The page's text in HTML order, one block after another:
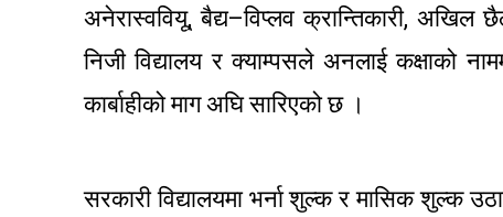
अनेरास्ववियू, बैद्य–विप्लव क्रान्तिकारी, अखिल
निजी विद्यालय र क्याम्पसले अनलाई कक्षाको
कार्बाहीको माग अघि सारिएको छ ।
सरकारी विद्यालयमा भर्ना शुल्क र मासिक शुल्क